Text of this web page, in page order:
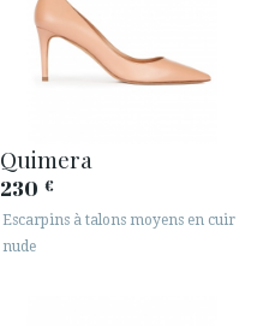
Quimera
230 €
Escarpins à talons moyens en cuir
nude